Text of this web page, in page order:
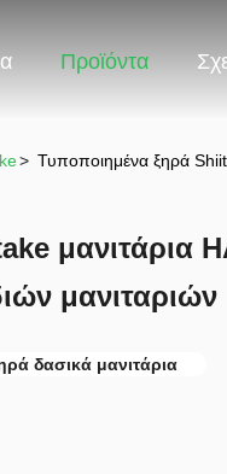
Προϊόντα
> Τυποποιημένα ξηρά
μανιτάρια
μανιταριών
δασικά μανιτάρια